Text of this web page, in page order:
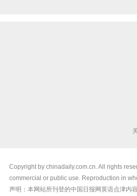
Copyright by chinadaily.com.cn. All rights
commercial or public use. Reproduction in
声明：本网站所刊登的中国日报网英语点津内